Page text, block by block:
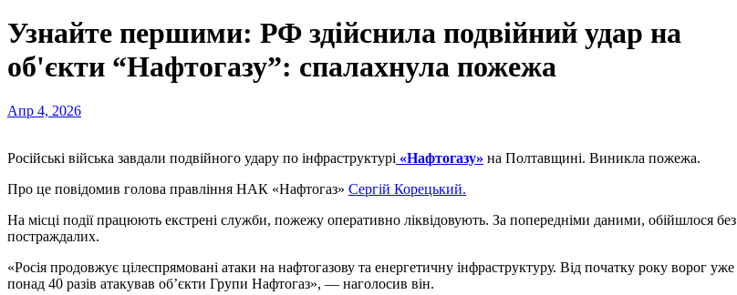
Узнайте першими: РФ здійснила подвійний удар на
об'єкти “Нафтогазу”: спалахнула пожежа
Апр 4, 2026
Російські війська завдали подвійного удару по інфраструктурі «Нафтогазу» на Полтавщині. Виникла пожежа.
Про це повідомив голова правління НАК «Нафтогаз» Сергій Корецький.
На місці події працюють екстрені служби, пожежу оперативно ліквідовують. За попередніми даними, обійшлося без
постраждалих.
«Росія продовжує цілеспрямовані атаки на нафтогазову та енергетичну інфраструктуру. Від початку року ворог уже
понад 40 разів атакував об’єкти Групи Нафтогаз», — наголосив він.